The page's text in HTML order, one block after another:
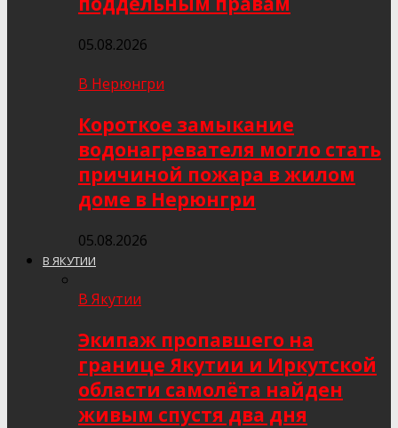
05.08.2026
В Нерюнгри
Короткое замыкание
водонагревателя могло стать
причиной пожара в жилом
доме в Нерюнгри
05.08.2026
В ЯКУТИИ
В Якутии
Экипаж пропавшего на
границе Якутии и Иркутской
области самолёта найден
живым спустя два дня